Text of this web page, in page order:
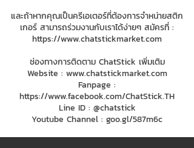
และถ้าหากคุณเป็นครีเอเตอร์ที่ต้องการจำหน่ายสติก
เกอร์ สามารถร่วมงานกับเราได้ง่ายๆ สมัครที่ :
https://www.chatstickmarket.com
ช่องทางการติดตาม ChatStick เพิ่มเติม
Website : www.chatstickmarket.com
Fanpage :
https://www.facebook.com/ChatStick.TH
Line ID : @chatstick
Youtube Channel : goo.gl/587m6c